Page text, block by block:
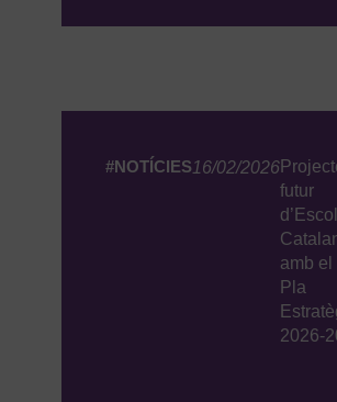
#NOTÍCIES16/02/2026
futur
amb el
Pla
2026-